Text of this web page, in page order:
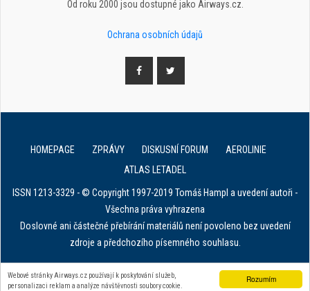
Rozumím
Webové stránky Airways.cz používají k poskytování služeb,
personalizaci reklam a analýze návštěvnosti soubory cookie.
Od roku 2000 jsou dostupné jako Airways.cz.
Ochrana osobních údajů
HOMEPAGE ZPRÁVY DISKUSNÍ FORUM
AEROLINIE
ATLAS LETADEL
ISSN 1213-3329 - © Copyright 1997-2019 Tomáš Hampl a uvedení autoři -
Všechna práva vyhrazena
Doslovné ani částečné přebírání materiálů není povoleno bez uvedení
zdroje a předchozího písemného souhlasu.
E. in ART for african IVF clinics